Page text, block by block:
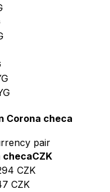
Corona checa
pair
checaCZK
CZK
CZK